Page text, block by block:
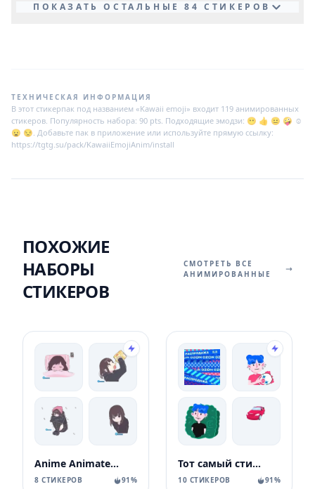
ПОКАЗАТЬ ОСТАЛЬНЫЕ 84 СТИКЕРОВ
ТЕХНИЧЕСКАЯ ИНФОРМАЦИЯ
В этот стикерпак под названием «Kawaii emoji» входит 119 анимированных
стикеров. Популярность набора: 90 pts. Подходящие эмодзи: 😶 👍 😐 🤪 ☺
😦 😒. Добавьте пак в приложение или используйте прямую ссылку:
https://tgtg.su/pack/KawaiiEmojiAnim/install
ПОХОЖИЕ
НАБОРЫ
СТИКЕРОВ
СМОТРЕТЬ ВСЕ
АНИМИРОВАННЫЕ
Anime Animated Girl
8 СТИКЕРОВ 91%
Тот самый стикерпак Ozon
10 СТИКЕРОВ 91%